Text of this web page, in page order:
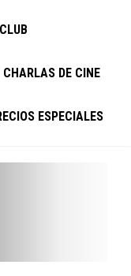
CHARLAS DE CINE
ESPECIALES